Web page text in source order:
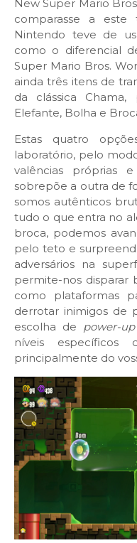
New Super Mario
comparasse a
Nintendo teve de
como o diferencial
Super Mario Bros.
ainda três itens de
da clássica Chama,
Elefante, Bolha e
Estas quatro
laboratório, pelo
valências próprias
sobrepõe a outra de
somos autênticos
tudo o que entra no
broca, podemos
pelo teto e
adversários na
permite-nos disparar
como plataformas
derrotar inimigos de
escolha de power-
níveis específicos
principalmente do